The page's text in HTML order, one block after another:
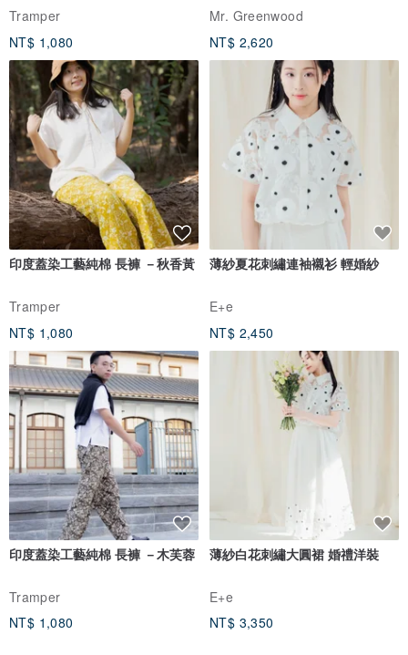
Tramper
NT$ 1,080
Mr. Greenwood
NT$ 2,620
印度蓋染工藝純棉 長褲 －秋香黃
Tramper
NT$ 1,080
薄紗夏花刺繡連袖襯衫 輕婚紗
E+e
NT$ 2,450
印度蓋染工藝純棉 長褲 －木芙蓉
Tramper
NT$ 1,080
薄紗白花刺繡大圓裙 婚禮洋裝
E+e
NT$ 3,350